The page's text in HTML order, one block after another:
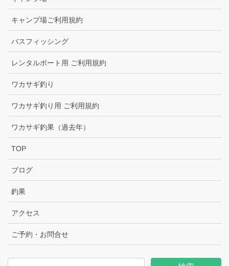
キャンプ場ご利用規約
バスフィッシング
レンタルボート用 ご利用規約
ワカサギ釣り
ワカサギ釣り用 ご利用規約
ワカサギ釣果（過去年）
TOP
ブログ
釣果
アクセス
ご予約・お問合せ